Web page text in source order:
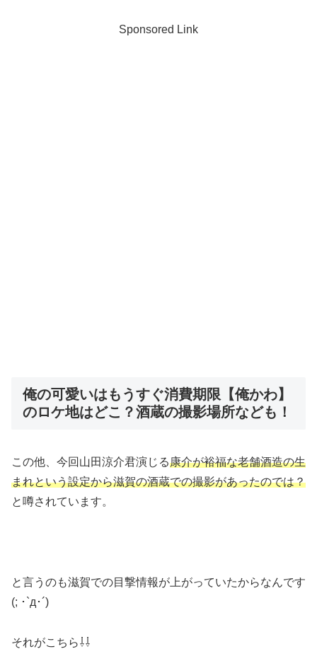
Sponsored Link
俺の可愛いはもうすぐ消費期限【俺かわ】
のロケ地はどこ？酒蔵の撮影場所なども！
この他、今回山田涼介君演じる康介が裕福な老舗酒造の生
まれという設定から滋賀の酒蔵での撮影があったのでは？
と噂されています。
と言うのも滋賀での目撃情報が上がっていたからなんです
(; ･`д･´)
それがこちら⇩⇩